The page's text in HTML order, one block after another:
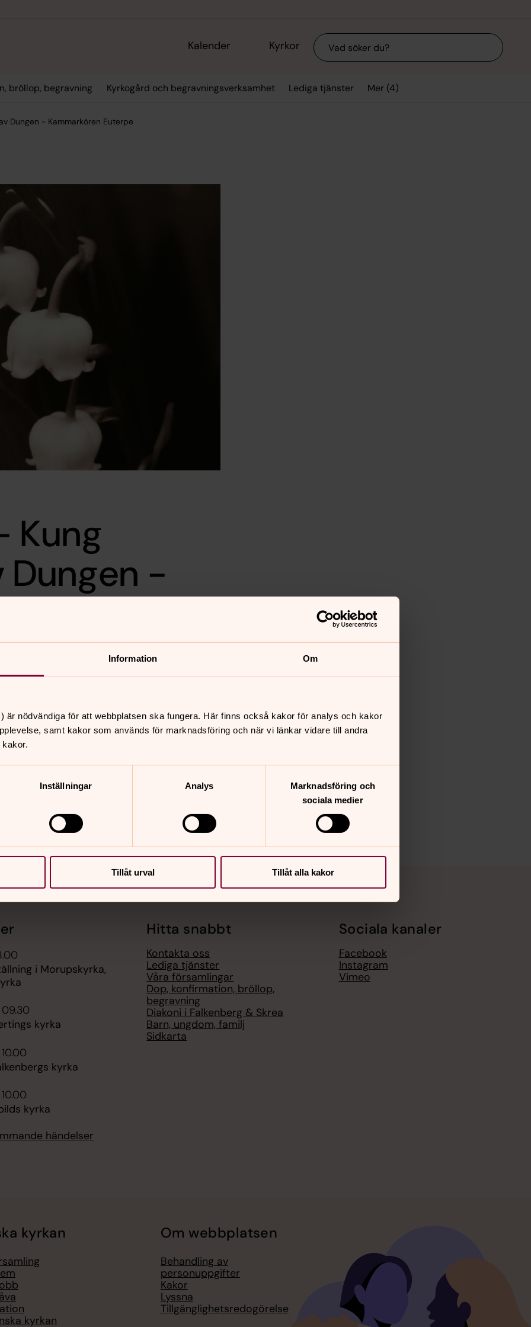
Information Om
är nödvändiga för att webbplatsen ska fungera. Här finns också kakor för analys och kakor
samt kakor som används för marknadsföring och när vi länkar vidare till andra
Inställningar Analys
Marknadsföring och
sociala medier
Tillåt urval Tillåt alla kakor
Kalender Kyrkor Sök
bröllop, begravning Kyrkogård och begravningsverksamhet Lediga tjänster Mer (4)
Dungen - Kammarkören Euterpe
Kung
Dungen -
a capella-klanger, under
i Morupskyrka,
kyrka
kyrka
kyrka
händelser
Hitta snabbt
Kontakta oss
Lediga tjänster
Våra församlingar
Dop, konfirmation, bröllop,
begravning
Diakoni i Falkenberg & Skrea
Barn, ungdom, familj
Sidkarta
Sociala kanaler
Facebook
Instagram
Vimeo
kyrkan
kyrkan
Om webbplatsen
Behandling av
personuppgifter
Kakor
Lyssna
Tillgänglighetsredogörelse